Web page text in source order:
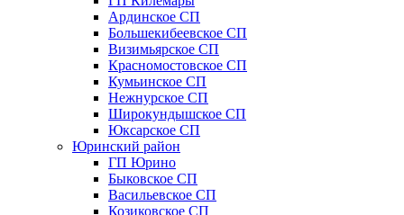
Ардинское СП
Большекибеевское СП
Визимьярское СП
Красномостовское СП
Кумьинское СП
Нежнурское СП
Широкундышское СП
Юксарское СП
Юринский район
ГП Юрино
Быковское СП
Васильевское СП
Козиковское СП